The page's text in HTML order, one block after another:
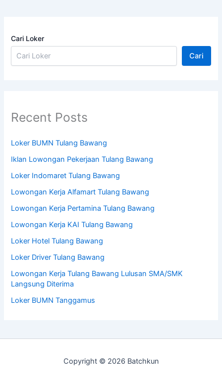
Cari Loker
Cari
Recent Posts
Loker BUMN Tulang Bawang
Iklan Lowongan Pekerjaan Tulang Bawang
Loker Indomaret Tulang Bawang
Lowongan Kerja Alfamart Tulang Bawang
Lowongan Kerja Pertamina Tulang Bawang
Lowongan Kerja KAI Tulang Bawang
Loker Hotel Tulang Bawang
Loker Driver Tulang Bawang
Lowongan Kerja Tulang Bawang Lulusan SMA/SMK
Langsung Diterima
Loker BUMN Tanggamus
Copyright © 2026 Batchkun